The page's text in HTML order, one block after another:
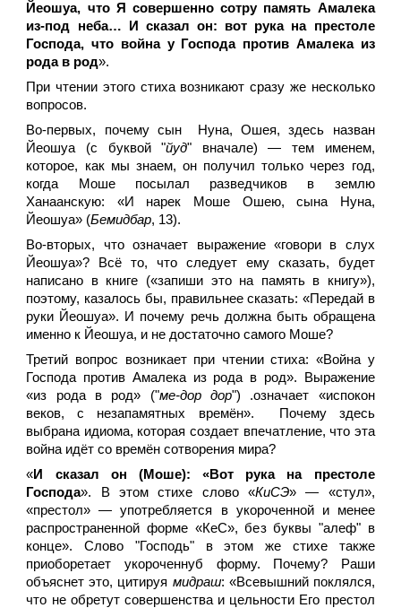
Йеошуа, что Я совершенно сотру память Амалека
из-под неба… И сказал он: вот рука на престоле
Господа, что война у Господа против Амалека из
рода в род».
При чтении этого стиха возникают сразу же несколько
вопросов.
Во-первых, почему сын Нуна, Ошея, здесь назван
Йеошуа (с буквой "йуд" вначале) — тем именем,
которое, как мы знаем, он получил только через год,
когда Моше посылал разведчиков в землю
Ханаанскую: «И нарек Моше Ошею, сына Нуна,
Йеошуа» (Бемидбар, 13).
Во-вторых, что означает выражение «говори в слух
Йеошуа»? Всё то, что следует ему сказать, будет
написано в книге («запиши это на память в книгу»),
поэтому, казалось бы, правильнее сказать: «Передай в
руки Йеошуа». И почему речь должна быть обращена
именно к Йеошуа, и не достаточно самого Моше?
Третий вопрос возникает при чтении стиха: «Война у
Господа против Амалека из рода в род». Выражение
«из рода в род» ("ме-дор дор") .означает «испокон
веков, с незапамятных времён». Почему здесь
выбрана идиома, которая создает впечатление, что эта
война идёт со времён сотворения мира?
«И сказал он (Моше): «Вот рука на престоле
Господа». В этом стихе слово «КиСЭ» — «стул»,
«престол» — употребляется в укороченной и менее
распространенной форме «КеС», без буквы "алеф" в
конце». Слово "Господь" в этом же стихе также
приоборетает укороченнуб форму. Почему? Раши
объяснет это, цитируя мидраш: «Всевышний поклялся,
что не обретут совершенства и цельности Его престол